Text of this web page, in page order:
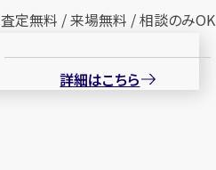
査定無料 / 来場無料 / 相談のみOK
詳細はこちら